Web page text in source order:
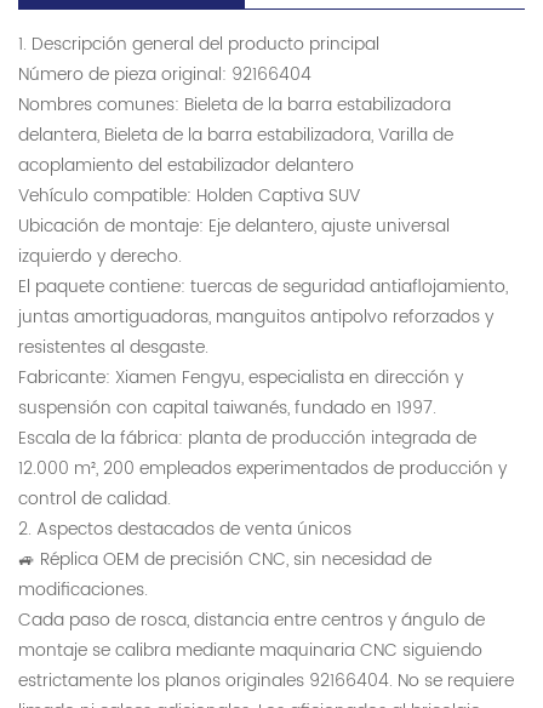
1. Descripción general del producto principal
Número de pieza original: 92166404
Nombres comunes: Bieleta de la barra estabilizadora
delantera, Bieleta de la barra estabilizadora, Varilla de
acoplamiento del estabilizador delantero
Vehículo compatible: Holden Captiva SUV
Ubicación de montaje: Eje delantero, ajuste universal
izquierdo y derecho.
El paquete contiene: tuercas de seguridad antiaflojamiento,
juntas amortiguadoras, manguitos antipolvo reforzados y
resistentes al desgaste.
Fabricante: Xiamen Fengyu, especialista en dirección y
suspensión con capital taiwanés, fundado en 1997.
Escala de la fábrica: planta de producción integrada de
12.000 m², 200 empleados experimentados de producción y
control de calidad.
2. Aspectos destacados de venta únicos
🚙 Réplica OEM de precisión CNC, sin necesidad de
modificaciones.
Cada paso de rosca, distancia entre centros y ángulo de
montaje se calibra mediante maquinaria CNC siguiendo
estrictamente los planos originales 92166404. No se requiere